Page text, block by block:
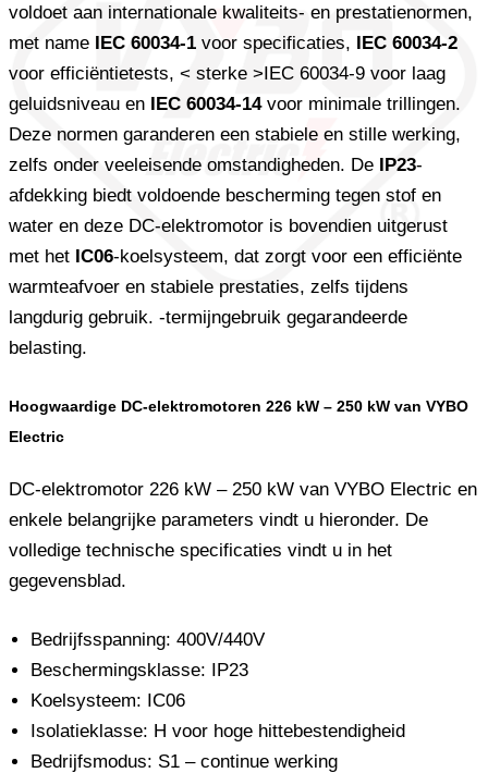
voldoet aan internationale kwaliteits- en prestatienormen,
met name IEC 60034-1 voor specificaties, IEC 60034-2
voor efficiëntietests, < sterke >IEC 60034-9 voor laag
geluidsniveau en IEC 60034-14voor minimale trillingen.
Deze normen garanderen een stabiele en stille werking,
zelfs onder veeleisende omstandigheden. De IP23-
afdekking biedt voldoende bescherming tegen stof en
water en deze DC-elektromotor is bovendien uitgerust
met het IC06-koelsysteem, dat zorgt voor een efficiënte
warmteafvoer en stabiele prestaties, zelfs tijdens
langdurig gebruik. -termijngebruik gegarandeerde
belasting.
Hoogwaardige DC-elektromotoren 226 kW – 250 kW van VYBO
Electric
DC-elektromotor 226 kW – 250 kW van VYBO Electric en
enkele belangrijke parameters vindt u hieronder. De
volledige technische specificaties vindt u in het
gegevensblad.
Bedrijfsspanning: 400V/440V
Beschermingsklasse: IP23
Koelsysteem: IC06
Isolatieklasse: H voor hoge hittebestendigheid
Bedrijfsmodus: S1 – continue werking